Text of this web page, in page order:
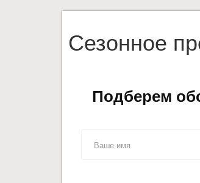
Сезонное
Подберем